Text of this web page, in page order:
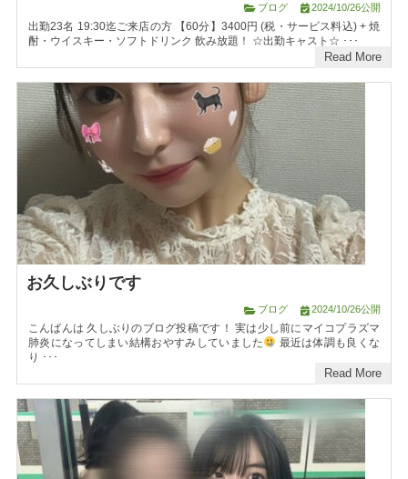
ブログ 2024/10/26公開
出勤23名 19:30迄ご来店の方 【60分】3400円 (税・サービス料込) + 焼
酎・ウイスキー・ソフトドリンク 飲み放題！ ☆出勤キャスト☆ ･･･
Read More
お久しぶりです
ブログ 2024/10/26公開
こんばんは 久しぶりのブログ投稿です！ 実は少し前にマイコプラズマ
肺炎になってしまい結構おやすみしていました
最近は体調も良くな
り ･･･
Read More